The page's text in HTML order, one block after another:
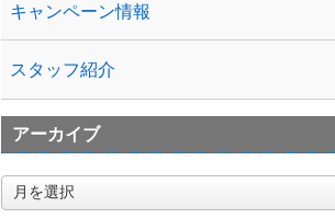
キャンペーン情報
スタッフ紹介
アーカイブ
ア
ー